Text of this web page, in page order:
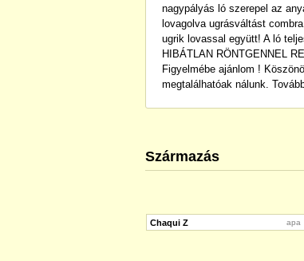
nagypályás ló szerepel az
lovagolva ugrásváltást
ugrik lovassal együtt! A ló
HIBÁTLAN RÖNTGENNEL
Figyelmébe ajánlom !
megtalálhatóak nálunk.
Származás
Chaqui Z apa